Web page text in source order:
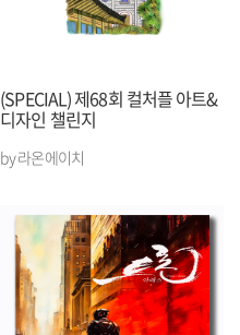
(SPECIAL) 제68회 컬처플 아트&
디자인 챌린지
by 라온에이치